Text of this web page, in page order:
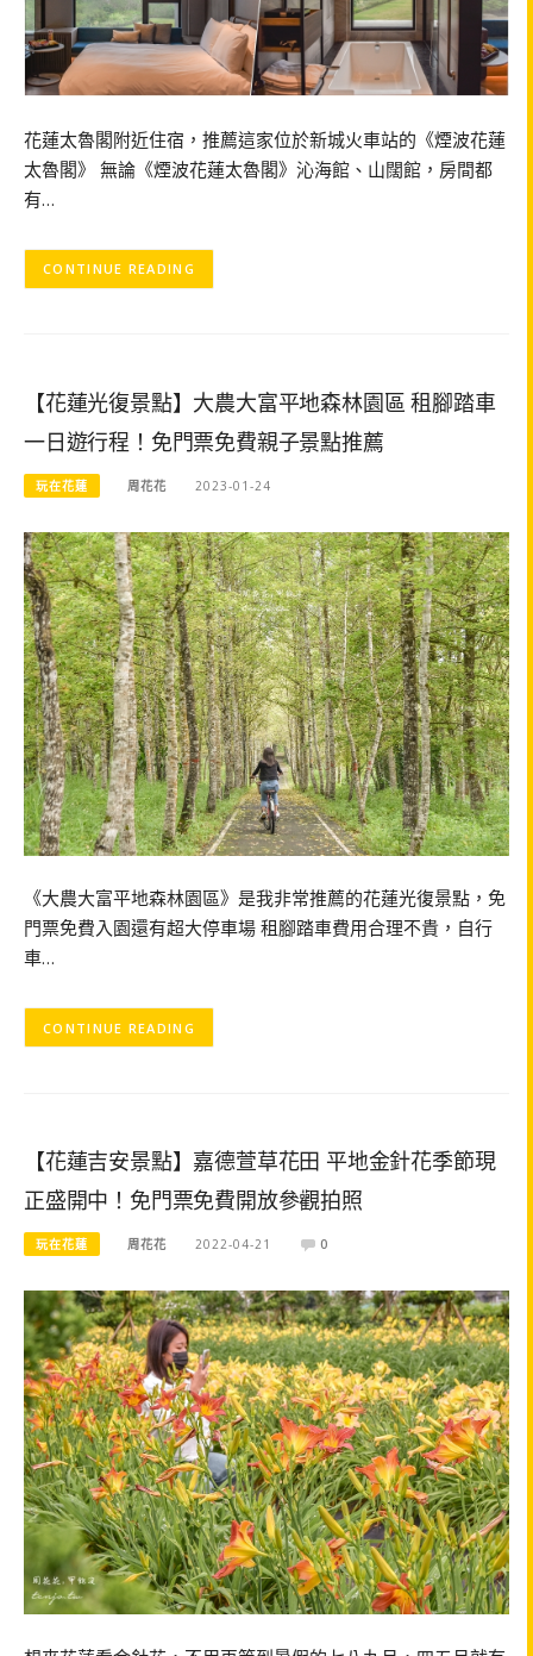
花蓮太魯閣附近住宿，推薦這家位於新城火車站的《煙波花蓮
太魯閣》 無論《煙波花蓮太魯閣》沁海館、山闊館，房間都
有…
CONTINUE READING
【花蓮光復景點】大農大富平地森林園區 租腳踏車
一日遊行程！免門票免費親子景點推薦
玩在花蓮 周花花 2023-01-24
《大農大富平地森林園區》是我非常推薦的花蓮光復景點，免
門票免費入園還有超大停車場 租腳踏車費用合理不貴，自行
車…
CONTINUE READING
【花蓮吉安景點】嘉德萱草花田 平地金針花季節現
正盛開中！免門票免費開放參觀拍照
玩在花蓮 周花花 2022-04-21 0